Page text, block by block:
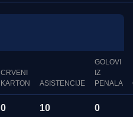
CRVENI
KARTON
ASISTENCIJE
GOLOVI
IZ
PENALA
0 10 0